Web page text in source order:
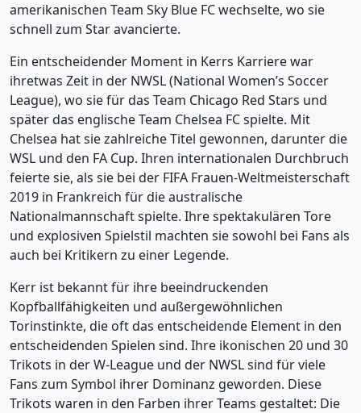
amerikanischen Team Sky Blue FC wechselte, wo sie
schnell zum Star avancierte.
Ein entscheidender Moment in Kerrs Karriere war
ihretwas Zeit in der NWSL (National Women’s Soccer
League), wo sie für das Team Chicago Red Stars und
später das englische Team Chelsea FC spielte. Mit
Chelsea hat sie zahlreiche Titel gewonnen, darunter die
WSL und den FA Cup. Ihren internationalen Durchbruch
feierte sie, als sie bei der FIFA Frauen-Weltmeisterschaft
2019 in Frankreich für die australische
Nationalmannschaft spielte. Ihre spektakulären Tore
und explosiven Spielstil machten sie sowohl bei Fans als
auch bei Kritikern zu einer Legende.
Kerr ist bekannt für ihre beeindruckenden
Kopfballfähigkeiten und außergewöhnlichen
Torinstinkte, die oft das entscheidende Element in den
entscheidenden Spielen sind. Ihre ikonischen 20 und 30
Trikots in der W-League und der NWSL sind für viele
Fans zum Symbol ihrer Dominanz geworden. Diese
Trikots waren in den Farben ihrer Teams gestaltet: Die